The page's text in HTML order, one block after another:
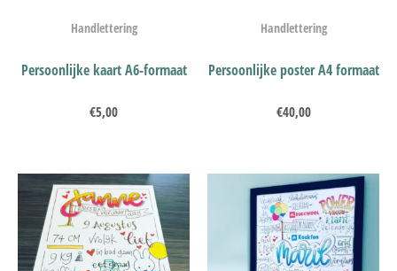
Handlettering
Persoonlijke kaart A6-formaat
€5,00
Handlettering
Persoonlijke poster A4 formaat
€40,00